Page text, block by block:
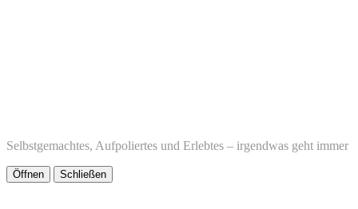
Selbstgemachtes, Aufpoliertes und Erlebtes – irgendwas geht immer
Öffnen Schließen